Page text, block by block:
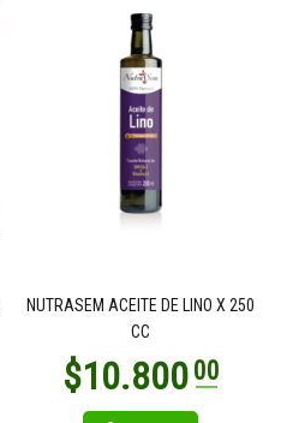
NUTRASEM ACEITE DE LINO X 250
CC